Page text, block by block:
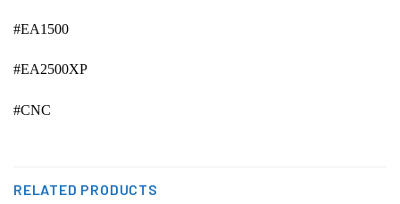
#EA1500
#EA2500XP
#CNC
RELATED PRODUCTS